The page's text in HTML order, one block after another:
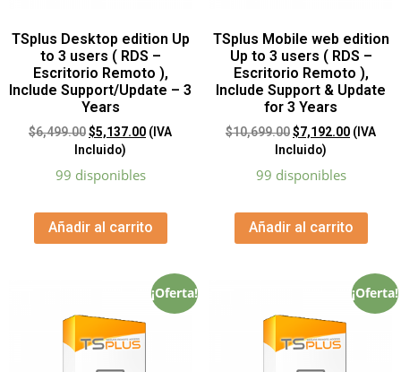
TSplus Desktop edition Up
to 3 users ( RDS –
Escritorio Remoto ),
Include Support/Update – 3
Years
$6,499.00$5,137.00 (IVA
Incluido)
99 disponibles
Añadir al carrito
TSplus Mobile web edition
Up to 3 users ( RDS –
Escritorio Remoto ),
Include Support & Update
for 3 Years
$10,699.00$7,192.00 (IVA
Incluido)
99 disponibles
Añadir al carrito
¡Oferta! ¡Oferta!